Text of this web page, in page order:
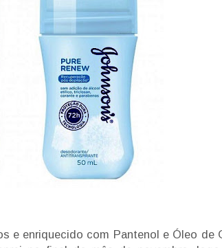
e enriquecido com Pantenol e Óleo de